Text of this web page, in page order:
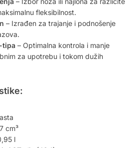
fleksibilnost.
– Izrađen za trajanje i podnošenje
tipa – Optimalna kontrola i manje
za upotrebu i tokom dužih
cm³
l